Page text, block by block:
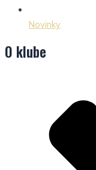
Novinky
O klube